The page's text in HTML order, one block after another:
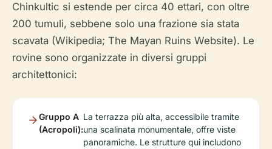
Chinkultic si estende per circa 40 ettari, con oltre
200 tumuli, sebbene solo una frazione sia stata
scavata (Wikipedia; The Mayan Ruins Website). Le
rovine sono organizzate in diversi gruppi
architettonici:
Gruppo A
(Acropoli):
La terrazza più alta, accessibile tramite
una scalinata monumentale, offre viste
panoramiche. Le strutture qui includono